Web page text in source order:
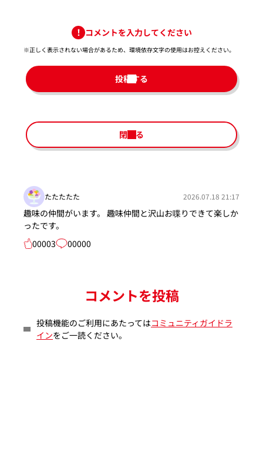
コメントを入力してください
※正しく表示されない場合があるため、環境依存文字の使用はお控えください。​
投稿する
閉じる
たたたたた 2026.07.18 21:17
趣味の仲間がいます。 趣味仲間と沢山お喋りできて楽しか
ったです。
00003
00000
コメントを投稿
投稿機能のご利用にあたってはコミュニティガイドラ
インをご一読ください。